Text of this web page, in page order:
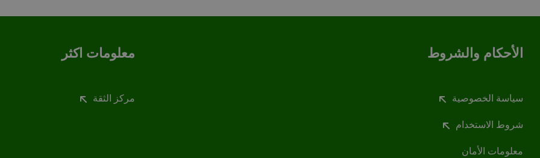
الأحكام والشروط
سياسة الخصوصية
شروط الاستخدام
معلومات الأمان
معلومات اكثر
مركز الثقة